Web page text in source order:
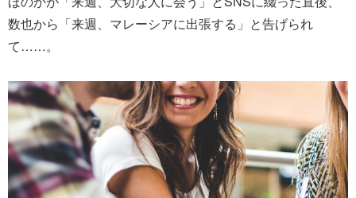
数也から「来週、マレーシアに出張する」と告げられ
て……。